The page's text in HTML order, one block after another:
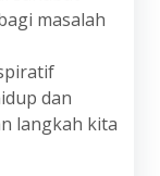
masalah
dan
langkah kita